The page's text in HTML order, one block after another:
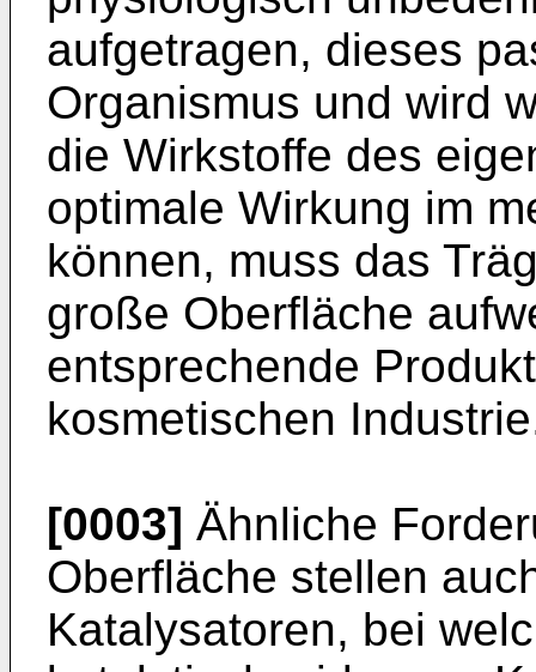
aufgetragen, dieses
Organismus und wird
die Wirkstoffe des
optimale Wirkung im
können, muss das
große Oberfläche
entsprechende
kosmetischen
[0003] Ähnliche
Oberfläche stellen
Katalysatoren, bei